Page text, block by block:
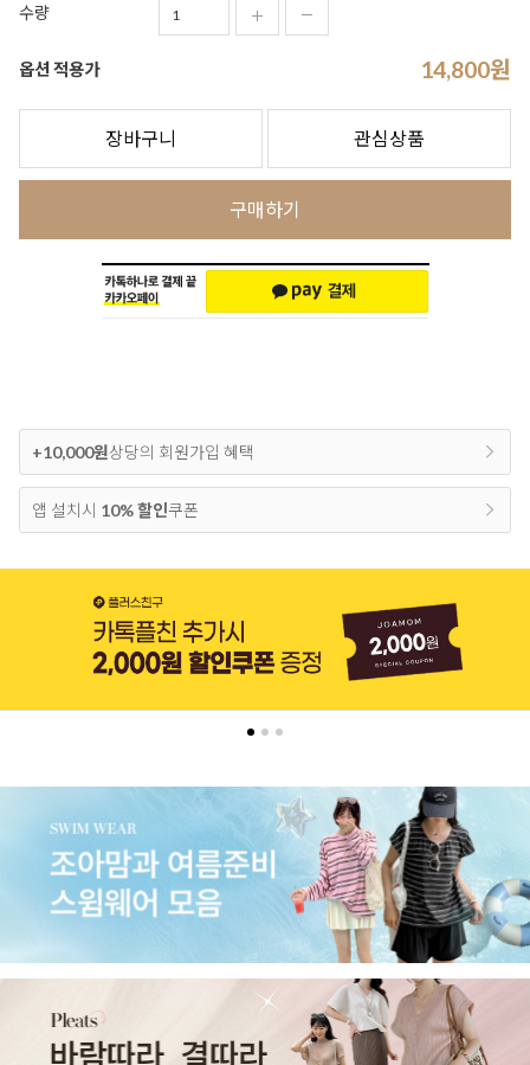
수량
옵션 적용가 14,800원
장바구니 관심상품
구매하기
+10,000원상당의 회원가입 혜택
앱 설치시 10% 할인쿠폰